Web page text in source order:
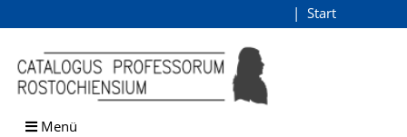
Browsen
direkt zum Inhalt
Start
Menü